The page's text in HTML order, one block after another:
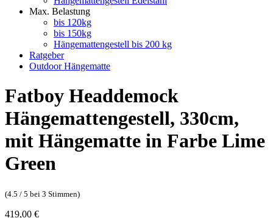
Max. Belastung
bis 120kg
bis 150kg
Hängemattengestell bis 200 kg
Ratgeber
Outdoor Hängematte
Fatboy Headdemock
Hängemattengestell, 330cm,
mit Hängematte in Farbe Lime
Green
(4.5 / 5 bei 3 Stimmen)
419,00 €